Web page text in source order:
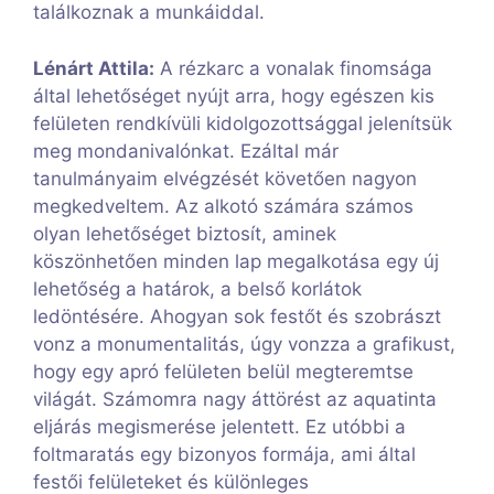
találkoznak a munkáiddal.
Lénárt Attila: A rézkarc a vonalak finomsága
által lehetőséget nyújt arra, hogy egészen kis
felületen rendkívüli kidolgozottsággal jelenítsük
meg mondanivalónkat. Ezáltal már
tanulmányaim elvégzését követően nagyon
megkedveltem. Az alkotó számára számos
olyan lehetőséget biztosít, aminek
köszönhetően minden lap megalkotása egy új
lehetőség a határok, a belső korlátok
ledöntésére. Ahogyan sok festőt és szobrászt
vonz a monumentalitás, úgy vonzza a grafikust,
hogy egy apró felületen belül megteremtse
világát. Számomra nagy áttörést az aquatinta
eljárás megismerése jelentett. Ez utóbbi a
foltmaratás egy bizonyos formája, ami által
festői felületeket és különleges